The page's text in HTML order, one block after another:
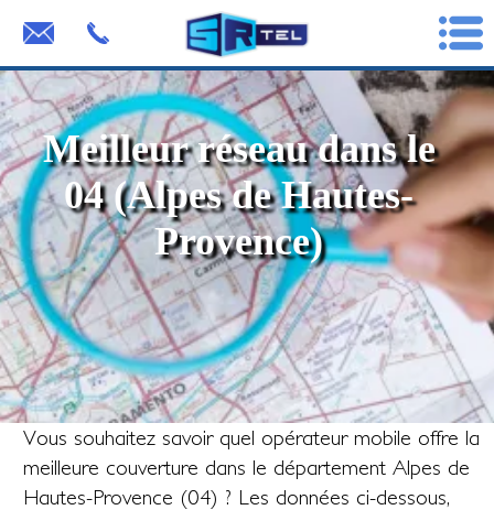
Meilleur réseau dans le
04 (Alpes de Hautes-
Provence)
Vous souhaitez savoir quel opérateur mobile offre la
meilleure couverture dans le département Alpes de
Hautes-Provence (04) ? Les données ci-dessous,